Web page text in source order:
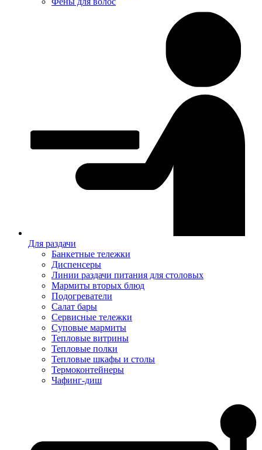
Для раздачи
Банкетные тележки
Диспенсеры
Линии раздачи питания для столовых
Мармиты вторых блюд
Подогреватели
Салат бары
Сервисные тележки
Суповые мармиты
Тепловые витрины
Тепловые полки
Тепловые шкафы и столы
Термоконтейнеры
Чафинг-диш